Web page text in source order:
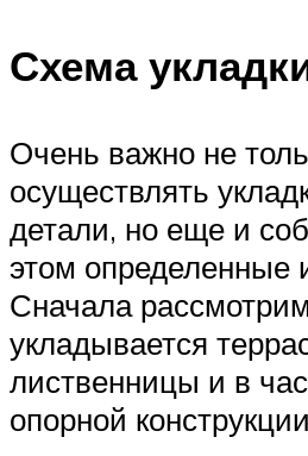
Схема
Очень важно не
осуществлять
детали, но еще и
этом определенные
Сначала
укладывается
лиственницы и в
опорной конструкции